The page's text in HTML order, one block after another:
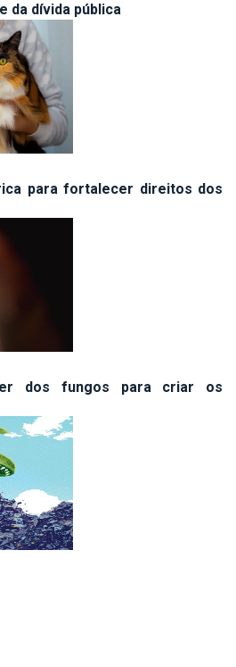
da dívida pública
para fortalecer direitos dos
dos fungos para criar os